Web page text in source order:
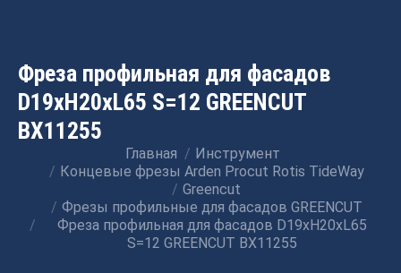
Фреза профильная для фасадов
D19xH20xL65 S=12 GREENCUT
BX11255
Главная
Инструмент
Концевые фрезы Arden Procut Rotis TideWay
Greencut
Фрезы профильные для фасадов GREENCUT
Фреза профильная для фасадов D19xH20xL65
S=12 GREENCUT BX11255